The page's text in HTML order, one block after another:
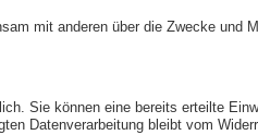
mit anderen über die Zwecke und
Sie können eine bereits erteilte
Datenverarbeitung bleibt vom